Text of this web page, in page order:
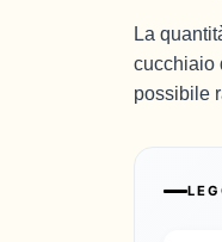
La
cucchiaio
possibile